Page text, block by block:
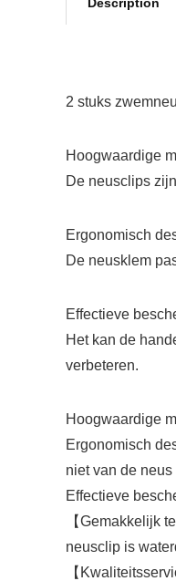
2 stuks
Hoogwaardige
De neusclips
Ergonomisch
De neusklem
Effectieve
Het kan de
verbeteren.
Hoogwaardige
Ergonomisch
niet van de neus
Effectieve
【Gemakkelijk
neusclip is
【